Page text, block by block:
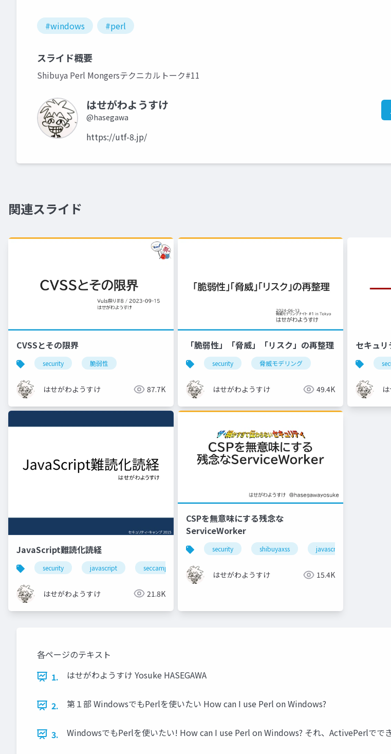
#windows #perl
スライド概要
Shibuya Perl Mongersテクニカルトーク#11
はせがわようすけ
@hasegawa
https://utf-8.jp/
関連スライド
CVSSとその限界
security 脆弱性
はせがわようすけ 87.7K
「脆弱性」「脅威」「リスク」の再整理
security 脅威モデリング
はせがわようすけ 49.4K
セキュ
JavaScript難読化読経
security javascript seccamp obfuscation
はせがわようすけ 21.8K
CSPを無意味にする残念な
ServiceWorker
security shibuyaxss javascript
はせがわようすけ 15.4K
各ページのテキスト
1.
はせがわようすけ Yosuke HASEGAWA
2. 第１部 WindowsでもPerlを使いたい How can I use Perl on Windows?
3. WindowsでもPerlを使いたい! How can I use Perl on Windows? それ、ActivePerlで